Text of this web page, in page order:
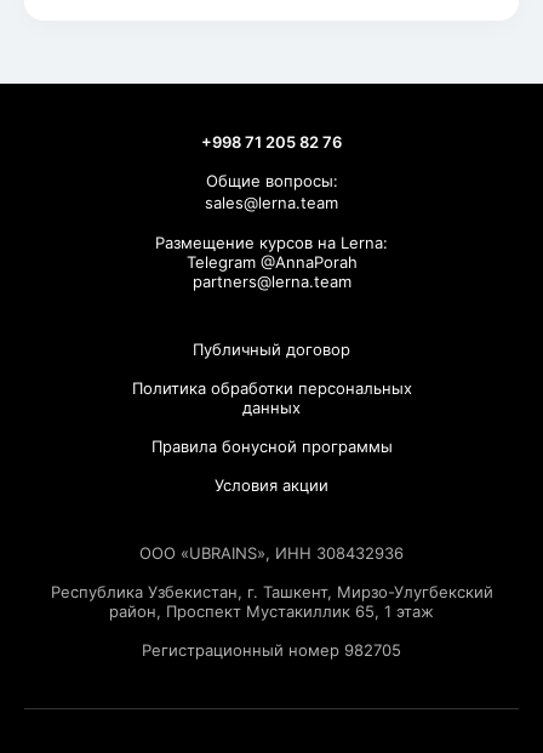
+998 71 205 82 76
Общие вопросы:
sales@lerna.team
Размещение курсов на Lerna:
Telegram @AnnaPorah
partners@lerna.team
Публичный договор
Политика обработки персональных
данных
Правила бонусной программы
Условия акции
ООО «UBRAINS», ИНН 308432936
Республика Узбекистан, г. Ташкент, Мирзо-Улугбекский
район, Проспект Мустакиллик 65, 1 этаж
Регистрационный номер 982705